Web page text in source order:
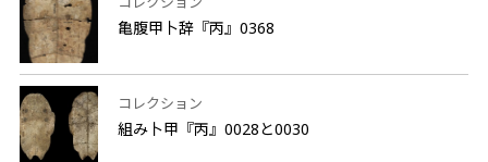
亀腹甲卜辞『丙』0368
コレクション
組み卜甲『丙』0028と0030